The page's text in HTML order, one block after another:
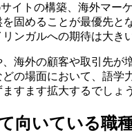
イトの構築、海外マ
固めることが最優先
ンガルへの期待は大き
海外の顧客や取引先
の場面において、語
すます拡大するでしょう
向いている職